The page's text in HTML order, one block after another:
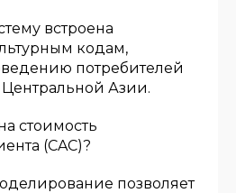
встроена
кодам,
потребителей
Центральной Азии.
стоимость
(CAC)?
позволяет